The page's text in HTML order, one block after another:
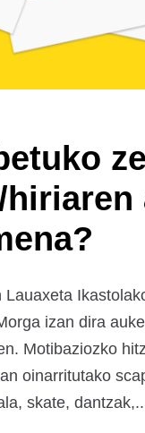
Lauaxeta
izan dira
Motibaziozko
oinarritutako
skate,